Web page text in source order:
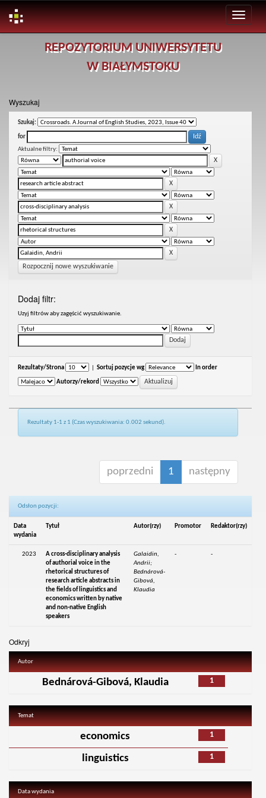
REPOZYTORIUM UNIWERSYTETU
W BIAŁYMSTOKU
Wyszukaj
Szukaj:
for
Aktualne filtry:
Rozpocznij nowe wyszukiwanie
Dodaj filtr:
Uzyj filtrów aby zagęścić wyszukiwanie.
Rezultaty/Strona Sortuj pozycje wg In order
Autorzy/rekord
Rezultaty 1-1 z 1 (Czas wyszukiwania: 0.002 sekund).
poprzedni 1 następny
Odsłon pozycji:
Data
wydania
Tytuł Autor(rzy) Promotor Redaktor(rzy)
2023
A cross-disciplinary analysis
of authorial voice in the
rhetorical structures of
research article abstracts in
the fields of linguistics and
economics written by native
and non-native English
speakers
Galaidin,
Andrii;
Bednárová-
Gibová,
Klaudia
- -
Odkryj
Autor
1
Bednárová-Gibová, Klaudia
Temat
1
economics
1
linguistics
Data wydania